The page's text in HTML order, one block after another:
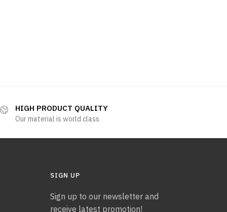
HIGH PRODUCT QUALITY
Our material is world class
SIGN UP
Sign up to our newsletter and
receive latest promotion!